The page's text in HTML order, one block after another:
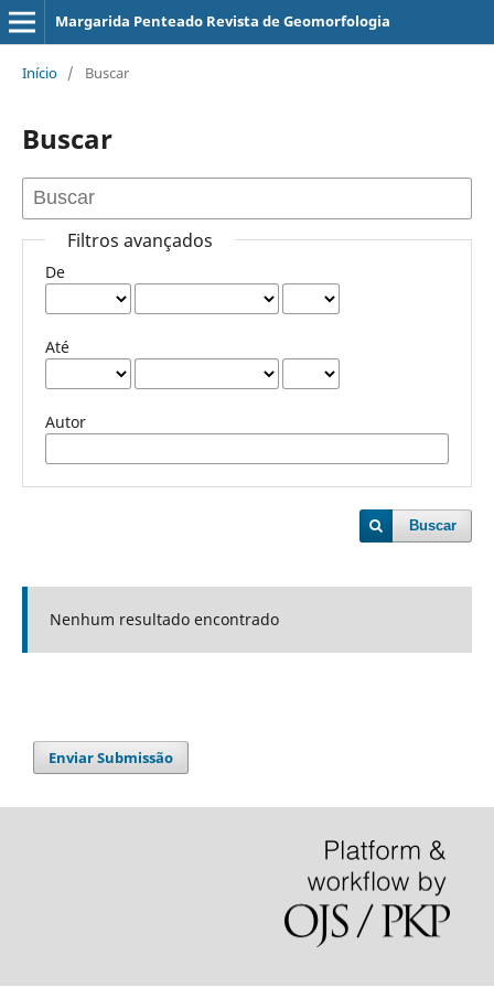
Margarida Penteado Revista de Geomorfologia
Início / Buscar
Buscar
Filtros avançados
De
Até
Autor
Buscar
Nenhum resultado encontrado
Enviar Submissão